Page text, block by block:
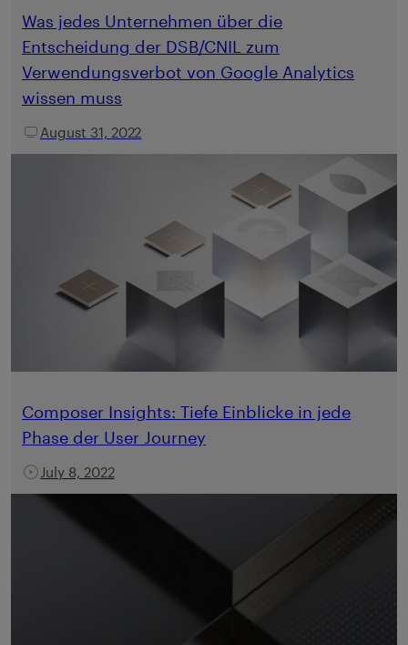
Was jedes Unternehmen über die
Entscheidung der DSB/CNIL zum
Verwendungsverbot von Google Analytics
wissen muss
August 31, 2022
Composer Insights: Tiefe Einblicke in jede
Phase der User Journey
July 8, 2022